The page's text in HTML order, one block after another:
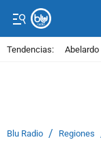
Tendencias: Abelardo
Blu Radio / Regiones